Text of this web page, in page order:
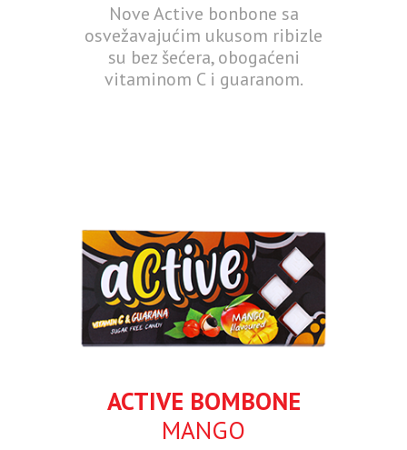
Nove Active bonbone sa
osvežavajućim ukusom ribizle
su bez šećera, obogaćeni
vitaminom C i guaranom.
ACTIVE BOMBONE
MANGO